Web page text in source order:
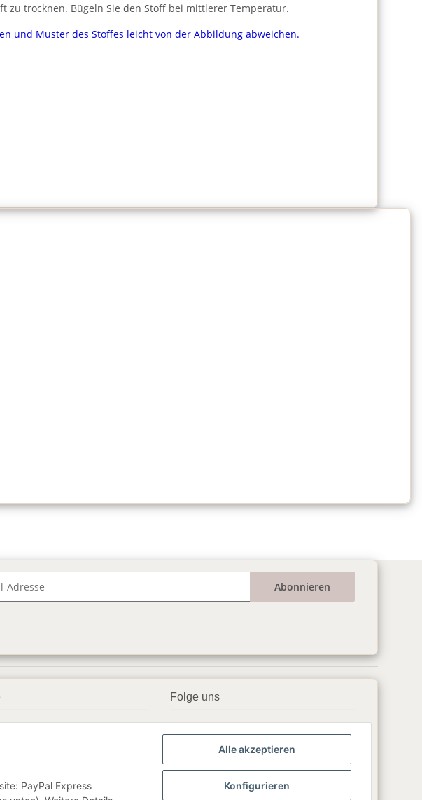
zu trocknen. Bügeln Sie den Stoff bei mittlerer Temperatur.
und Muster des Stoffes leicht von der Abbildung abweichen.
Abonnieren
Folge uns
▶️ YouTube
📸 Instagram
PayPal Express
Alle akzeptieren
Konfigurieren